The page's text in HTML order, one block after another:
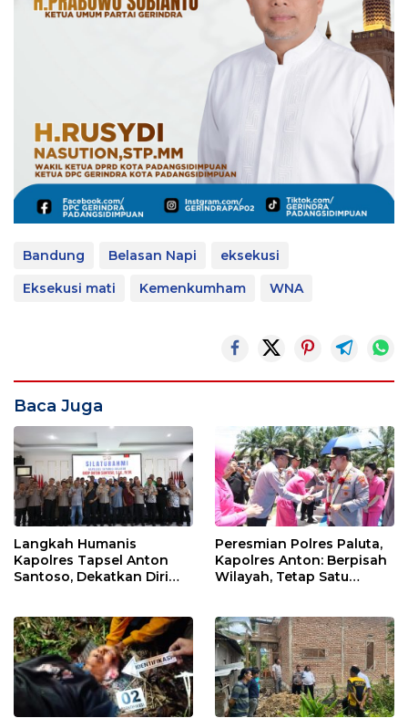
Bandung Belasan Napi
eksekusi
Eksekusi mati
Kemenkumham WNA
Baca Juga
Langkah Humanis
Kapolres Tapsel Anton
Santoso, Dekatkan Diri
Peresmian Polres Paluta,
Kapolres Anton: Berpisah
Wilayah, Tetap Satu